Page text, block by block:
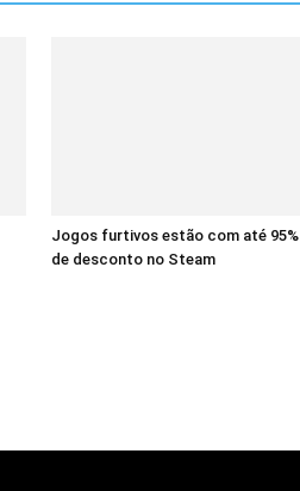
Jogos furtivos estão com até 95%
de desconto no Steam